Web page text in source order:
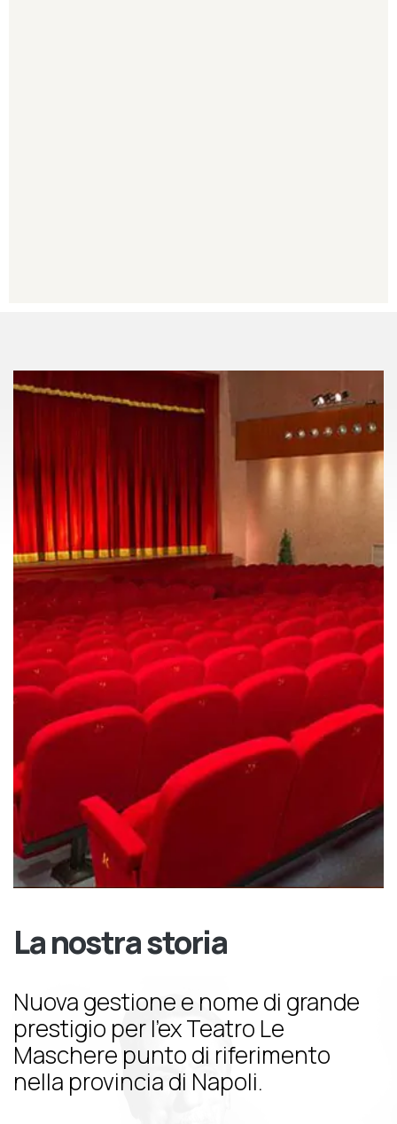
La nostra storia
Nuova gestione e nome di grande
prestigio per l’ex Teatro Le
Maschere punto di riferimento
nella provincia di Napoli.